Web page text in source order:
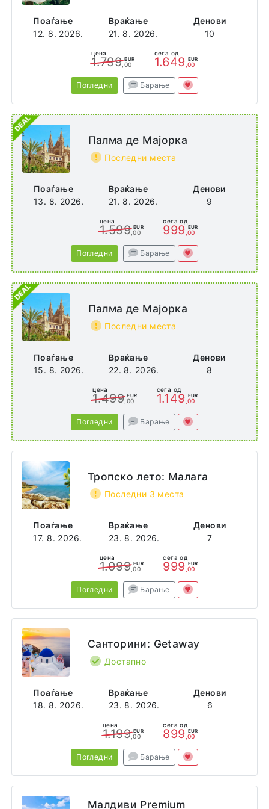
Големина на вилата : 73m2
https://villaresorts.com/villa-park/
Nalaguraidhoo
Maldives
Поаѓање
12. 8. 2026.
Враќање
21. 8. 2026.
Денови
10
цена
1.799 EUR
,00
сега од
1.649 EUR
,00
Погледни Барање
Поаѓање
13. 8. 2026.
Враќање
21. 8. 2026.
Денови
9
Палма де Мајорка
Последни места
цена
1.599 EUR
,00
сега од
999 EUR
,00
Погледни Барање
Поаѓање
15. 8. 2026.
Враќање
22. 8. 2026.
Денови
8
Палма де Мајорка
Последни места
цена
1.499 EUR
,00
сега од
1.149 EUR
,00
Погледни Барање
Поаѓање
17. 8. 2026.
Враќање
23. 8. 2026.
Денови
7
Тропско лето: Малага
Последни 3 места
цена
1.099 EUR
,00
сега од
999 EUR
,00
Погледни Барање
Поаѓање
18. 8. 2026.
Враќање
23. 8. 2026.
Денови
6
Санторини: Getaway
Достапно
цена
1.199 EUR
,00
сега од
899 EUR
,00
Погледни Барање
Малдиви Premium